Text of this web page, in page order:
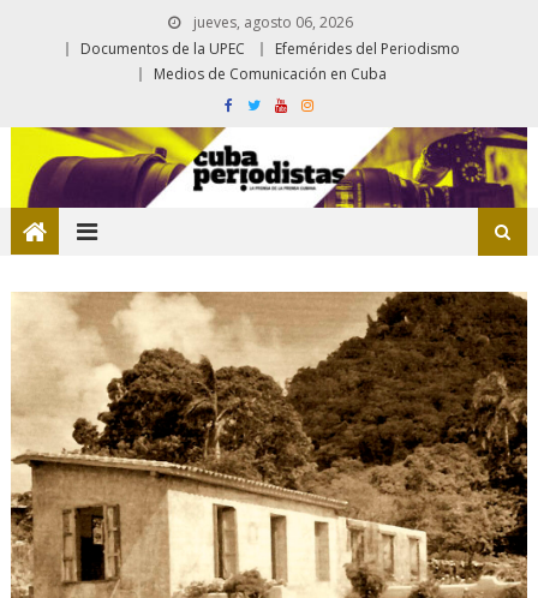
jueves, agosto 06, 2026
Documentos de la UPEC
Efemérides del Periodismo
Medios de Comunicación en Cuba